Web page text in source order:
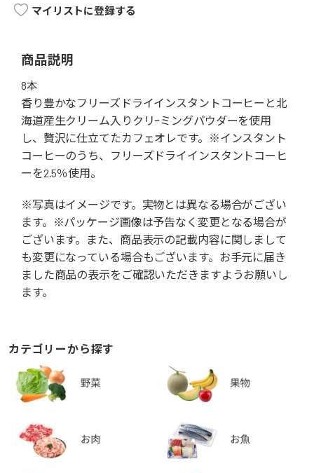
マイリストに登録する
商品説明
8本
香り豊かなフリーズドライインスタントコーヒーと北
海道産生クリーム入りクリｰミングパウダーを使用
し、贅沢に仕立てたカフェオレです。※インスタント
コーヒーのうち、フリーズドライインスタントコーヒ
ーを2.5％使用。
※写真はイメージです。実物とは異なる場合がござい
ます。※パッケージ画像は予告なく変更となる場合が
ございます。また、商品表示の記載内容に関しまして
も変更になっている場合もございます。お手元に届き
ました商品の表示をご確認いただきますようお願いし
ます。
カテゴリーから探す